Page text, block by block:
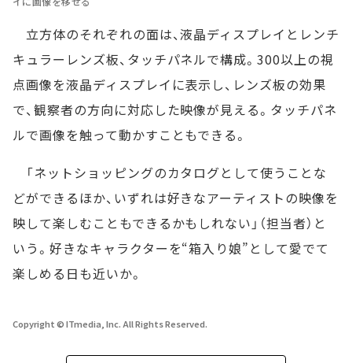
立方体のそれぞれの面は、液晶ディスプレイとレンチ
キュラーレンズ板、タッチパネルで構成。300以上の視
点画像を液晶ディスプレイに表示し、レンズ板の効果
で、観察者の方向に対応した映像が見える。タッチパネ
ルで画像を触って動かすこともできる。
「ネットショッピングのカタログとして使うことな
どができるほか、いずれは好きなアーティストの映像を
映して楽しむこともできるかもしれない」（担当者）と
いう。好きなキャラクターを“箱入り娘”として愛でて
楽しめる日も近いか。
Copyright © ITmedia, Inc. All Rights Reserved.